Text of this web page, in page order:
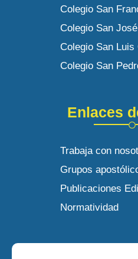
Colegio San
Colegio San José
Colegio San Luis
Colegio San
Enlaces
Trabaja con
Grupos
Publicaciones
Normatividad